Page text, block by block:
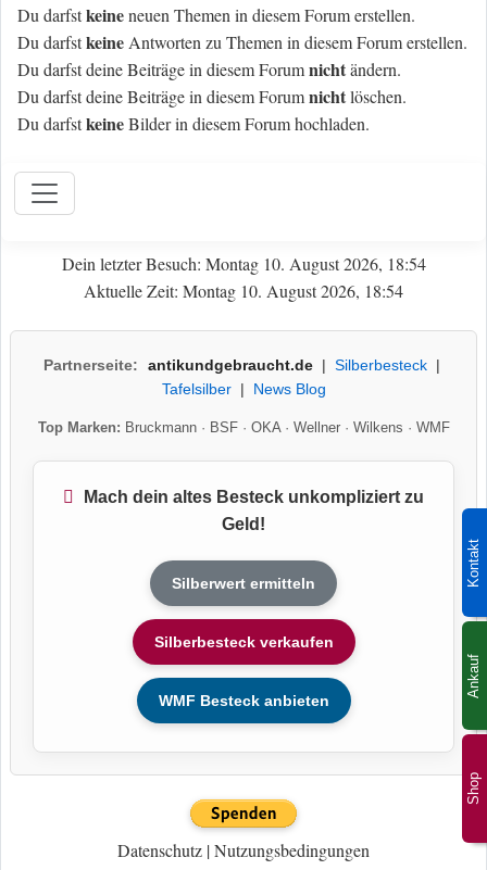
Shop
Kontakt
Ankauf
Du darfstkeineneuen Themen in diesem Forum erstellen.
Du darfstkeine Antworten zu Themen in diesem Forum erstellen.
Du darfst deine Beiträge in diesem Forumnichtändern.
Du darfst deine Beiträge in diesem Forumnichtlöschen.
Du darfstkeineBilder in diesem Forum hochladen.
Dein letzter Besuch: Montag 10. August 2026, 18:54
Aktuelle Zeit: Montag 10. August 2026, 18:54
Partnerseite: antikundgebraucht.de| Silberbesteck|
Tafelsilber| News Blog
Top Marken: Bruckmann· BSF· OKA· Wellner· Wilkens · WMF
Mach dein altes Besteck unkompliziert zu
Geld!
Silberwert ermitteln
Silberbesteck verkaufen
WMF Besteck anbieten
Datenschutz |Nutzungsbedingungen